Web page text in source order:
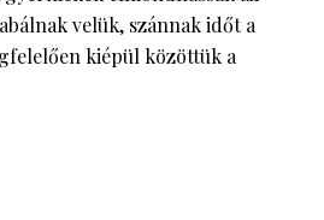
velük, szánnak időt a
kiépül közöttük a